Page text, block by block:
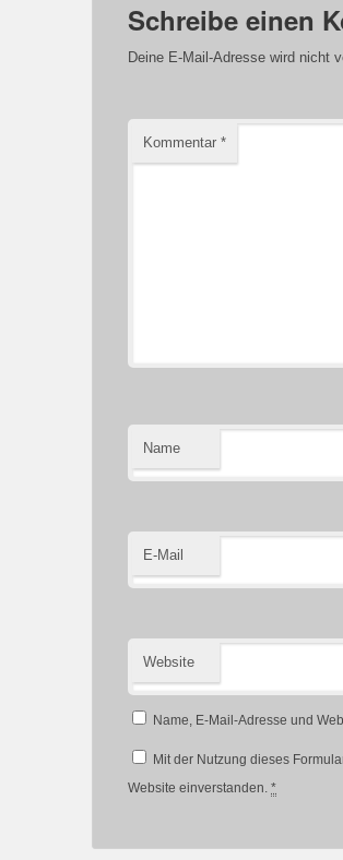
Schreibe einen
Deine E-Mail-Adresse wird nicht
Kommentar *
Name
E-Mail
Website
Name, E-Mail-Adresse und
Mit der Nutzung dieses
Website einverstanden. *